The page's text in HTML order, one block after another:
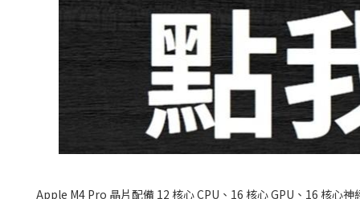
Apple M4 Pro 晶片配備 12 核心 CPU、16 核心 GPU、16 核心神